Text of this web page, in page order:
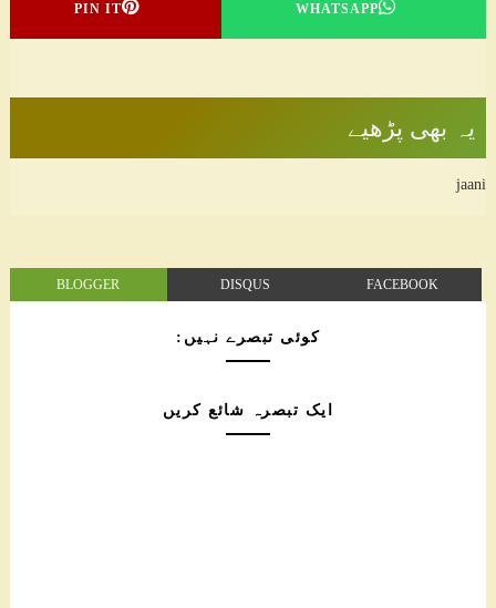
PIN IT WHATSAPP
یہ بھی پڑھیے
jaani
BLOGGER DISQUS FACEBOOK
کوئی تبصرے نہیں:
ایک تبصرہ شائع کریں